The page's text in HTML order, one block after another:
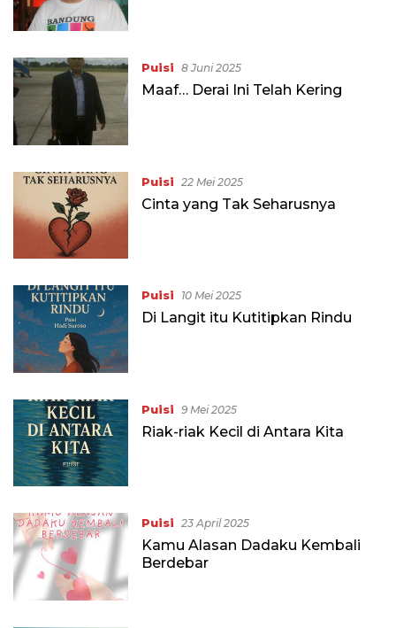
Puisi 8 Juni 2025
Maaf… Derai Ini Telah Kering
Puisi 22 Mei 2025
Cinta yang Tak Seharusnya
Puisi 10 Mei 2025
Di Langit itu Kutitipkan Rindu
Puisi 9 Mei 2025
Riak-riak Kecil di Antara Kita
Puisi 23 April 2025
Kamu Alasan Dadaku Kembali
Berdebar